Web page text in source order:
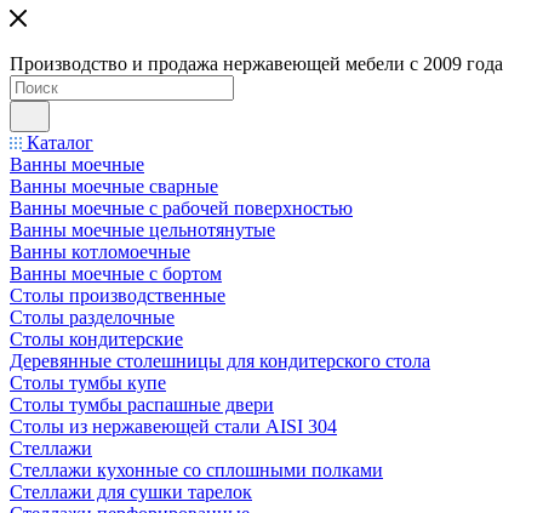
Производство и продажа нержавеющей мебели с 2009 года
Каталог
Ванны моечные
Ванны моечные сварные
Ванны моечные с рабочей поверхностью
Ванны моечные цельнотянутые
Ванны котломоечные
Ванны моечные с бортом
Столы производственные
Столы разделочные
Столы кондитерские
Деревянные столешницы для кондитерского стола
Столы тумбы купе
Столы тумбы распашные двери
Столы из нержавеющей стали AISI 304
Стеллажи
Стеллажи кухонные со сплошными полками
Стеллажи для сушки тарелок